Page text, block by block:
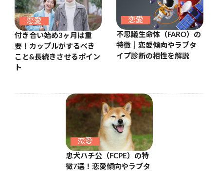
恋愛
付き合い始め3ヶ月は重
要！カップルがするべき
こと&長続きさせるポイン
ト
恋愛
不思議生命体（FARO）の
特徴｜恋愛傾向やラブタ
イプ診断の相性を解説
恋愛
忠犬ハチ公（FCPE）の特
徴7選！恋愛傾向やラブタ